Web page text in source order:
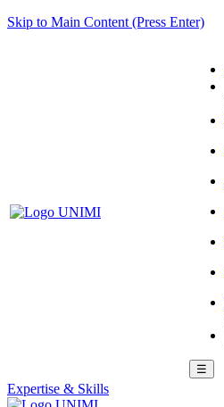
Skip to Main Content (Press Enter)
☰
Expertise & Skills